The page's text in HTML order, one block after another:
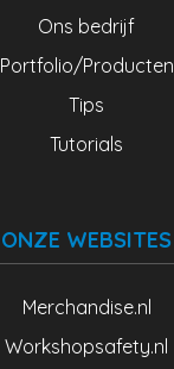
Ons bedrijf
Portfolio/Producten
Tips
Tutorials
ONZE WEBSITES
Merchandise.nl
Workshopsafety.nl